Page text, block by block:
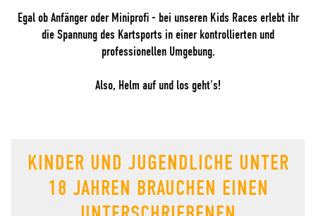
Egal ob Anfänger oder Miniprofi - bei unseren Kids Races erlebt ihr
die Spannung des Kartsports in einer kontrollierten und
professionellen Umgebung.
Also, Helm auf und los geht's!
KINDER UND JUGENDLICHE UNTER
18 JAHREN BRAUCHEN EINEN